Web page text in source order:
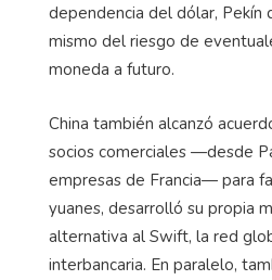
dependencia del dólar, Pekín
mismo del riesgo de
moneda a futuro.
China también alcanzó
socios comerciales —desde
empresas de Francia— para
yuanes, desarrolló su propia
alternativa al Swift, la red
interbancaria. En paralelo,